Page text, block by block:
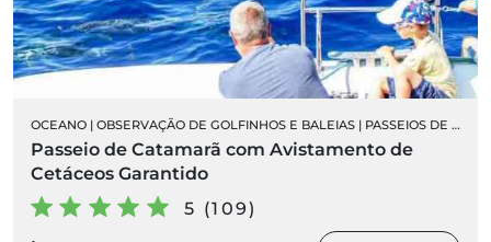
OCEANO | OBSERVAÇÃO DE GOLFINHOS E BALEIAS | PASSEIOS DE BARCO
Passeio de Catamarã com Avistamento de
Cetáceos Garantido
5 (109)